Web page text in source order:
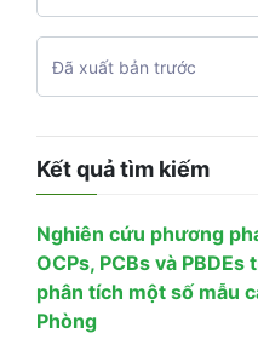
Kết quả tìm kiếm
Nghiên cứu phương
OCPs, PCBs và
phân tích một số mẫu
Phòng